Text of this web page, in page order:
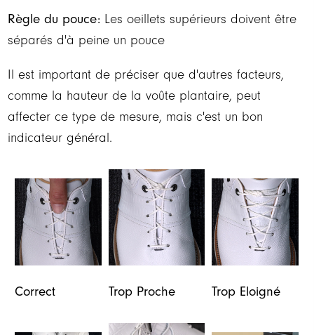
Règle du pouce: Les oeillets supérieurs doivent être
séparés d'à peine un pouce
Il est important de préciser que d'autres facteurs,
comme la hauteur de la voûte plantaire, peut
affecter ce type de mesure, mais c'est un bon
indicateur général.
Correct Trop Proche Trop Eloigné